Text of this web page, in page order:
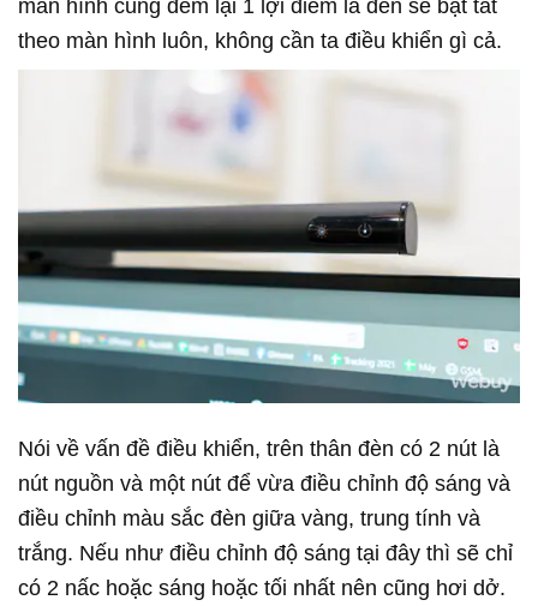
màn hình cũng đem lại 1 lợi điểm là đèn sẽ bật tắt
theo màn hình luôn, không cần ta điều khiển gì cả.
Nói về vấn đề điều khiển, trên thân đèn có 2 nút là
nút nguồn và một nút để vừa điều chỉnh độ sáng và
điều chỉnh màu sắc đèn giữa vàng, trung tính và
trắng. Nếu như điều chỉnh độ sáng tại đây thì sẽ chỉ
có 2 nấc hoặc sáng hoặc tối nhất nên cũng hơi dở.